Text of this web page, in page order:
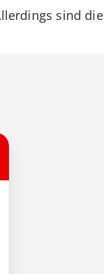
sind die